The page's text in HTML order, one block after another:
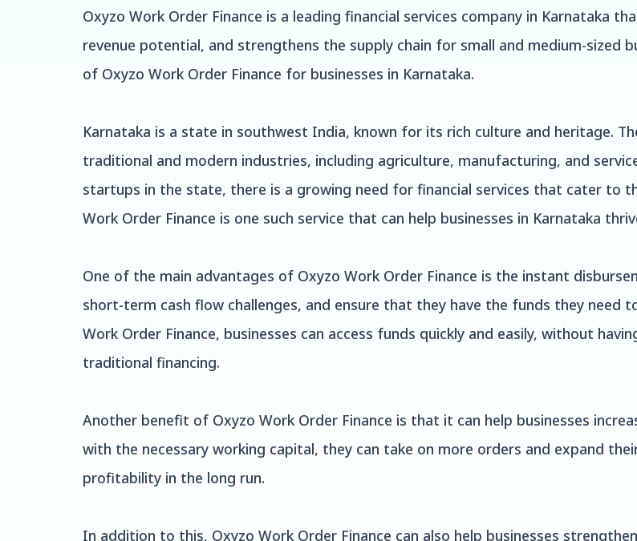
Oxyzo Work Order Finance is a leading financial services company in Karnataka
revenue potential, and strengthens the supply chain for small and medium-sized
of Oxyzo Work Order Finance for businesses in Karnataka.
Karnataka is a state in southwest India, known for its rich culture and heritage.
traditional and modern industries, including agriculture, manufacturing, and
startups in the state, there is a growing need for financial services that cater to
Work Order Finance is one such service that can help businesses in Karnataka
One of the main advantages of Oxyzo Work Order Finance is the instant
short-term cash flow challenges, and ensure that they have the funds they need
Work Order Finance, businesses can access funds quickly and easily, without
traditional financing.
Another benefit of Oxyzo Work Order Finance is that it can help businesses
with the necessary working capital, they can take on more orders and expand
profitability in the long run.
In addition to this, Oxyzo Work Order Finance can also help businesses